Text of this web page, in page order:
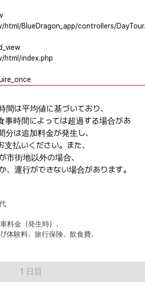
html/BlueDragon_app/controllers/
html/index.php
間は平均値に基づいており、
事時間によっては超過する場合があ
分は追加料金が発生し、
払いください。また、
市街地以外の場合、
、運行ができない場合があります。
料金（発生時）、
体験料、旅行保険、飲食費、
1 日目